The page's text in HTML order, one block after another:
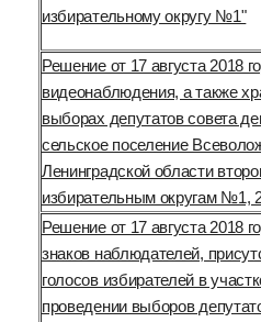
избирательному округу №1"
Решение от 17 августа 2018
видеонаблюдения, а также
выборах депутатов совета
сельское поселение
Ленинградской области
избирательным округам №1,
Решение от 17 августа 2018
знаков наблюдателей,
голосов избирателей в
проведении выборов